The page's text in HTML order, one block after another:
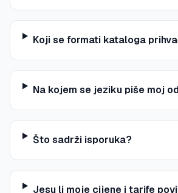
Koji se formati kataloga
Na kojem se jeziku piše moj
Što sadrži isporuka?
Jesu li moje cijene i tarife